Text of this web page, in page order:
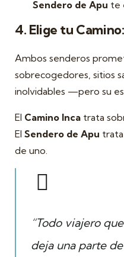
Sendero de Apu te
4. Elige tu
Ambos senderos
sobrecogedores, sitios
inolvidables —pero su
El Camino Inca trata
El Sendero de Apu
de uno.
“Todo viajero
deja una parte